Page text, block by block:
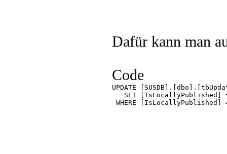
Dafür kann man
Code
UPDATE
SET [IsLocallyPublished]
WHERE